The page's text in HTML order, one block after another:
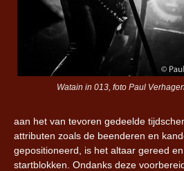
Watain in 013, foto Paul Verhagen
aan het van tevoren gedeelde
attributen zoals de beenderen en
gepositioneerd, is het altaar gereed
startblokken. Ondanks deze